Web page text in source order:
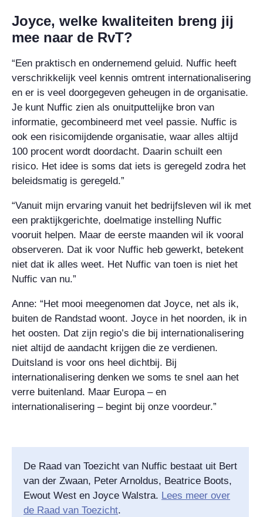
Joyce, welke kwaliteiten breng jij
mee naar de RvT?
“Een praktisch en ondernemend geluid. Nuffic heeft
verschrikkelijk veel kennis omtrent internationalisering
en er is veel doorgegeven geheugen in de organisatie.
Je kunt Nuffic zien als onuitputtelijke bron van
informatie, gecombineerd met veel passie. Nuffic is
ook een risicomijdende organisatie, waar alles altijd
100 procent wordt doordacht. Daarin schuilt een
risico. Het idee is soms dat iets is geregeld zodra het
beleidsmatig is geregeld.”
“Vanuit mijn ervaring vanuit het bedrijfsleven wil ik met
een praktijkgerichte, doelmatige instelling Nuffic
vooruit helpen. Maar de eerste maanden wil ik vooral
observeren. Dat ik voor Nuffic heb gewerkt, betekent
niet dat ik alles weet. Het Nuffic van toen is niet het
Nuffic van nu.”
Anne: “Het mooi meegenomen dat Joyce, net als ik,
buiten de Randstad woont. Joyce in het noorden, ik in
het oosten. Dat zijn regio’s die bij internationalisering
niet altijd de aandacht krijgen die ze verdienen.
Duitsland is voor ons heel dichtbij. Bij
internationalisering denken we soms te snel aan het
verre buitenland. Maar Europa – en
internationalisering – begint bij onze voordeur.”
De Raad van Toezicht van Nuffic bestaat uit Bert
van der Zwaan, Peter Arnoldus, Beatrice Boots,
Ewout West en Joyce Walstra. Lees meer over
de Raad van Toezicht.